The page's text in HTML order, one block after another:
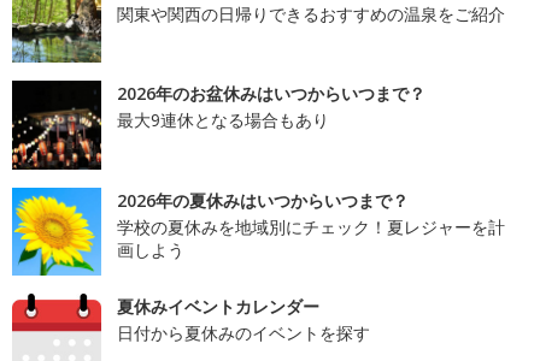
関東や関西の日帰りできるおすすめの温泉をご紹介
2026年のお盆休みはいつからいつまで？
最大9連休となる場合もあり
2026年の夏休みはいつからいつまで？
学校の夏休みを地域別にチェック！夏レジャーを計
画しよう
夏休みイベントカレンダー
日付から夏休みのイベントを探す